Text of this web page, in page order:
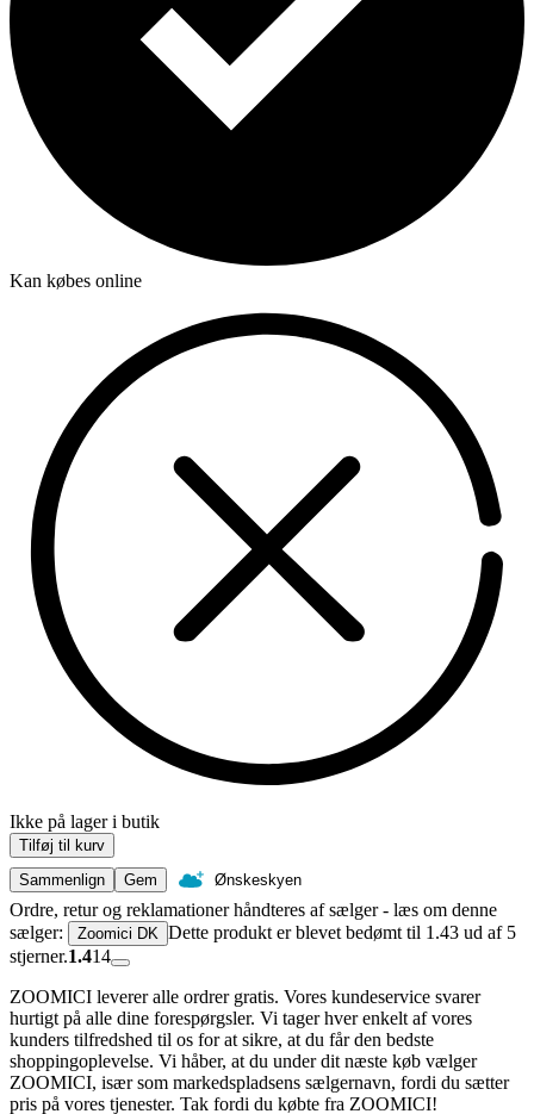
Kan købes online
Ikke på lager i butik
Tilføj til kurv
Sammenlign
Gem Ønskeskyen
Ordre, retur og reklamationer håndteres af sælger - læs om denne
sælger:
Zoomici DK Dette produkt er blevet bedømt til 1.43 ud af 5
stjerner.1.414
ZOOMICI leverer alle ordrer gratis. Vores kundeservice svarer
hurtigt på alle dine forespørgsler. Vi tager hver enkelt af vores
kunders tilfredshed til os for at sikre, at du får den bedste
shoppingoplevelse. Vi håber, at du under dit næste køb vælger
ZOOMICI, især som markedspladsens sælgernavn, fordi du sætter
pris på vores tjenester. Tak fordi du købte fra ZOOMICI!